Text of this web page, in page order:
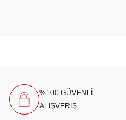
%100 GÜVENLİ
ALIŞVERİŞ